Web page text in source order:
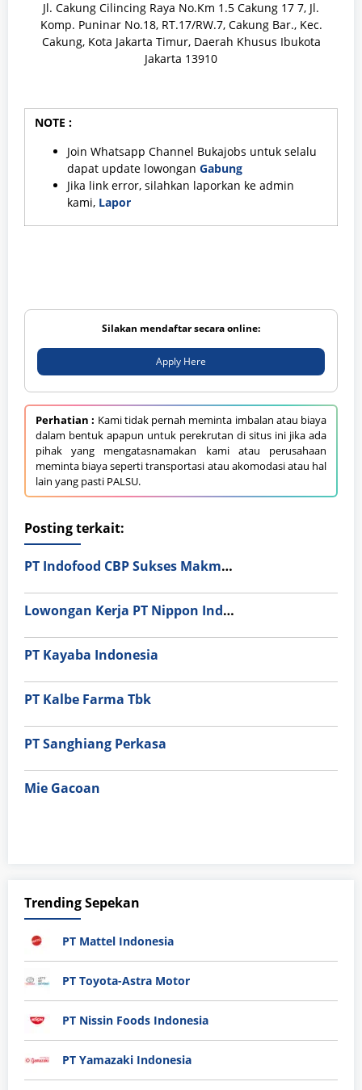
Jl. Cakung Cilincing Raya No.Km 1.5 Cakung 17 7, Jl.
Komp. Puninar No.18, RT.17/RW.7, Cakung Bar., Kec.
Cakung, Kota Jakarta Timur, Daerah Khusus Ibukota
Jakarta 13910
NOTE :
Join Whatsapp Channel Bukajobs untuk selalu
dapat update lowongan Gabung
Jika link error, silahkan laporkan ke admin
kami, Lapor
Silakan mendaftar secara online:
Apply Here
Perhatian : Kami tidak pernah meminta imbalan atau biaya
dalam bentuk apapun untuk perekrutan di situs ini jika ada
pihak yang mengatasnamakan kami atau perusahaan
meminta biaya seperti transportasi atau akomodasi atau hal
lain yang pasti PALSU.
Posting terkait:
PT Indofood CBP Sukses Makmur Tbk – Packaging Division
Lowongan Kerja PT Nippon Indosari Corpindo Tbk. Bulan Agustus 2026
PT Kayaba Indonesia
PT Kalbe Farma Tbk
PT Sanghiang Perkasa
Mie Gacoan
Trending Sepekan
PT Mattel Indonesia
PT Toyota-Astra Motor
PT Nissin Foods Indonesia
PT Yamazaki Indonesia